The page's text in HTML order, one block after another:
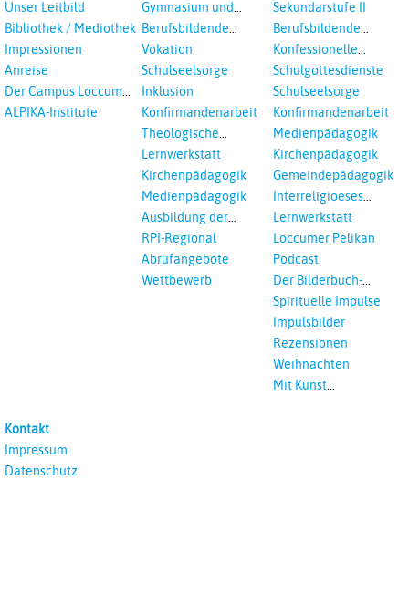
Unser Leitbild
Bibliothek / Mediothek
Impressionen
Anreise
Der Campus Loccum
und Loccumer
ALPIKA-Institute
Gymnasium und
Gesamtschule
Berufsbildende
Schulen
Vokation
Schulseelsorge
Inklusion
Konfirmandenarbeit
Theologische
Fortbildungen,
Interreligöses Lernen
Lernwerkstatt
Kirchenpädagogik
Medienpädagogik
Ausbildung der
Vikar*innen
RPI-Regional
Abrufangebote
Wettbewerb
Sekundarstufe II
Berufsbildende
Schulen
Konfessionelle
Kooperation
Schulgottesdienste
Schulseelsorge
Konfirmandenarbeit
Medienpädagogik
Kirchenpädagogik
Gemeindepädagogik
Interreligioeses
Lernen
Lernwerkstatt
Loccumer Pelikan
Podcast
Der Bilderbuch-
Podcast
Spirituelle Impulse
Impulsbilder
Rezensionen
Weihnachten
Mit Kunst
Kontakt
Impressum
Datenschutz